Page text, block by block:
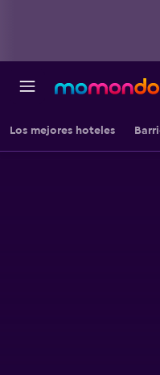
Los mejores hoteles